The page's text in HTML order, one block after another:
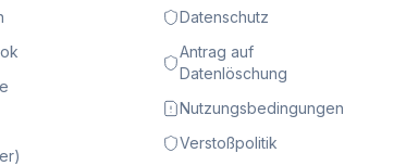
Datenschutz
Antrag auf
Datenlöschung
Nutzungsbedingungen
Verstoßpolitik